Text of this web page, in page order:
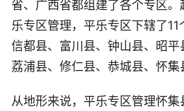
省、广西省都组建了各个专区
乐专区管理，平乐专区下辖了11
信都县、富川县、钟山县、昭平
荔浦县、修仁县、恭城县、怀集
从地形来说，平乐专区管理怀集